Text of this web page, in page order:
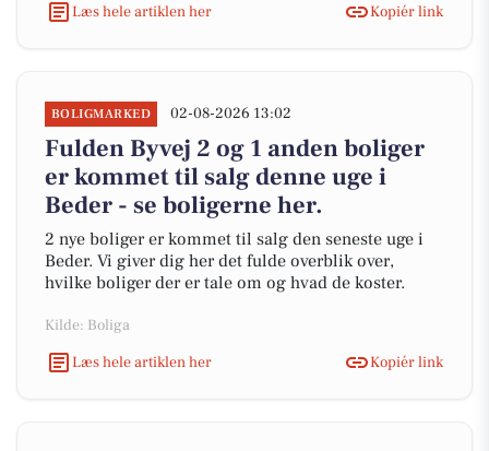
Læs hele artiklen her Kopiér link
BOLIGMARKED 02-08-2026 13:02
Fulden Byvej 2 og 1 anden boliger
er kommet til salg denne uge i
Beder - se boligerne her.
2 nye boliger er kommet til salg den seneste uge i
Beder. Vi giver dig her det fulde overblik over,
hvilke boliger der er tale om og hvad de koster.
Kilde: Boliga
Læs hele artiklen her
Kopiér link